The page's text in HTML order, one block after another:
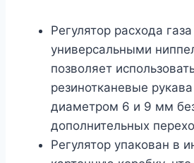
Регулятор расхода
универсальными
позволяет
резинотканевые
диаметром 6 и 9 мм
дополнительных
Регулятор упакован в